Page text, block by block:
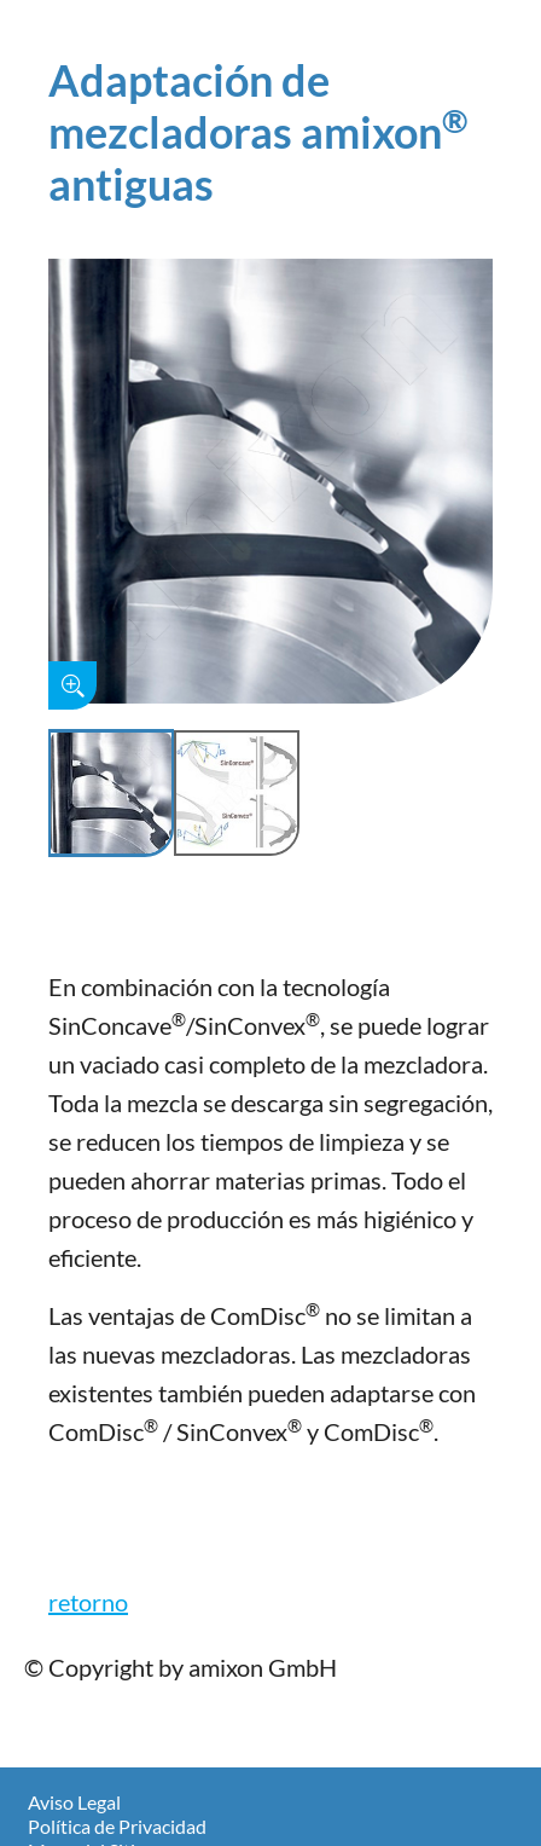
Adaptación de
mezcladoras amixon®
antiguas
En combinación con la tecnología
SinConcave®/SinConvex®, se puede lograr
un vaciado casi completo de la mezcladora.
Toda la mezcla se descarga sin segregación,
se reducen los tiempos de limpieza y se
pueden ahorrar materias primas. Todo el
proceso de producción es más higiénico y
eficiente.
Las ventajas de ComDisc® no se limitan a
las nuevas mezcladoras. Las mezcladoras
existentes también pueden adaptarse con
ComDisc® / SinConvex® y ComDisc®.
retorno
© Copyright by amixon GmbH
Aviso Legal
Política de Privacidad